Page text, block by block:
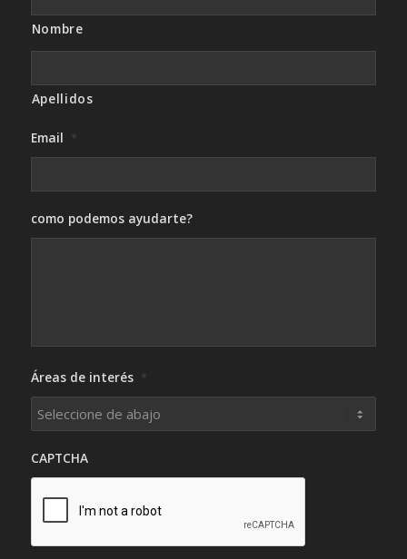
Nombre
Apellidos
Email *
como podemos ayudarte?
Áreas de interés *
CAPTCHA